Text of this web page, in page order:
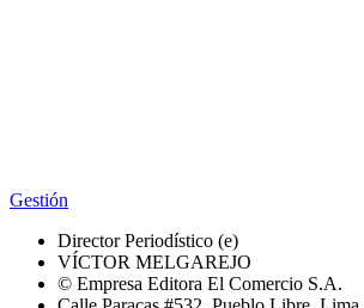
Gestión
Director Periodístico (e)
VÍCTOR MELGAREJO
© Empresa Editora El Comercio S.A.